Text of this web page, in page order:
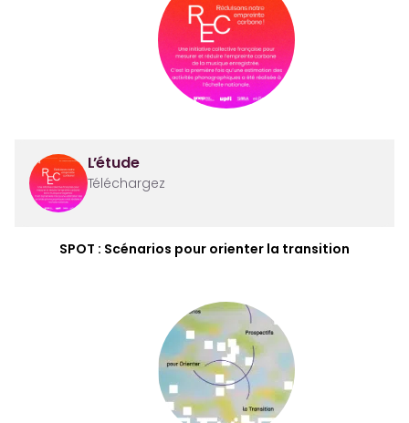
L’étude
Téléchargez
SPOT : Scénarios pour orienter la transition